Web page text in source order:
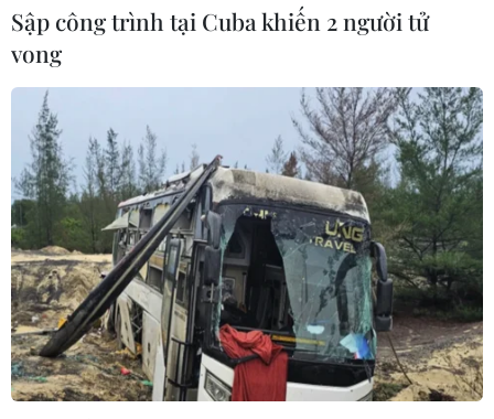
TIN CÙNG CHUYÊN MỤC
Hãng BMW bắt đầu sản xuất hàng
loạt mẫu xe thuần điện “thế hệ mới”
07/08/2026 01:52
Sập công trình tại Cuba khiến 2 người tử
vong